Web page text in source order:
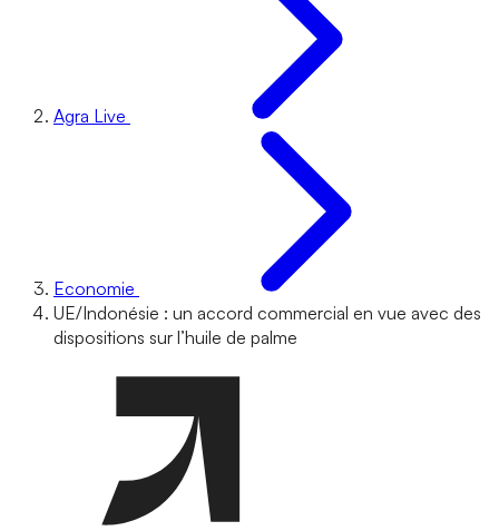
Agra Live
Economie
UE/Indonésie : un accord commercial en vue avec des
dispositions sur l’huile de palme